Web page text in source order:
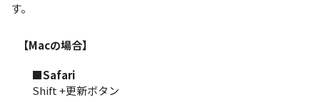
す。
【Macの場合】
■Safari
Shift +更新ボタン